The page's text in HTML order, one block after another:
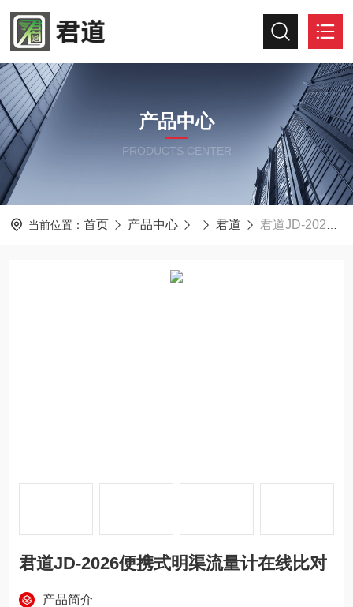
产品中心
PRODUCTS CENTER
当前位置： 首页 产品中心 君道 君道JD-2026便携式明渠流量计在线比对
君道JD-2026便携式明渠流量计在线比对
产品简介